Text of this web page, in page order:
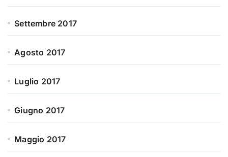
Settembre 2017
Agosto 2017
Luglio 2017
Giugno 2017
Maggio 2017